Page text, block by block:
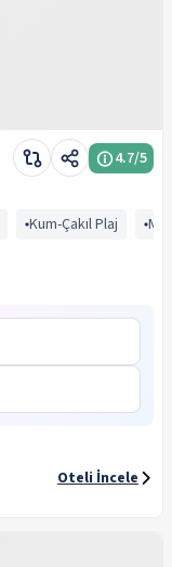
4.7/5
Kum-Çakıl Plaj
Oteli İncele